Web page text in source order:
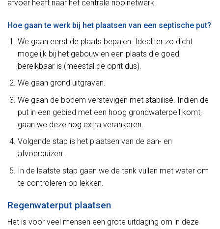
afvoer heeft naar het centrale rioolnetwerk.
Hoe gaan te werk bij het plaatsen van een septische put?
We gaan eerst de plaats bepalen. Idealiter zo dicht
mogelijk bij het gebouw en een plaats die goed
bereikbaar is (meestal de oprit dus).
We gaan grond uitgraven.
We gaan de bodem verstevigen met stabilisé. Indien de
put in een gebied met een hoog grondwaterpeil komt,
gaan we deze nog extra verankeren.
Volgende stap is het plaatsen van de aan- en
afvoerbuizen.
In de laatste stap gaan we de tank vullen met water om
te controleren op lekken.
Regenwaterput plaatsen
Het is voor veel mensen een grote uitdaging om in deze